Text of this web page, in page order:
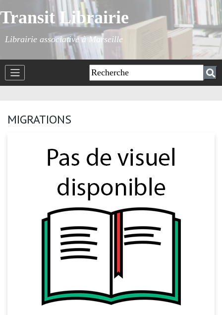
Transit Librairie
Librairie associative à Marseille
MIGRATIONS